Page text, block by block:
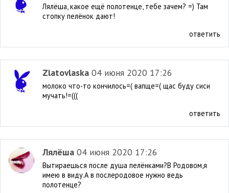
Лялёша, какое ещё полотенце, тебе зачем? =) Там
стопку пелёнок дают!
ответить
Zlatovlaska 04 июня 2020 17:26
молоко что-то кончилось=( вапще=( щас буду сиси
мучать!=(((
ответить
Лялёша 04 июня 2020 17:26
Вытираешься после душа пелёнками?В Родовом,я
имею в виду.А в послеродовое нужно ведь
полотенце?